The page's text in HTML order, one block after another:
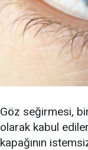
Göz seğirmesi,
olarak kabul
kapağının